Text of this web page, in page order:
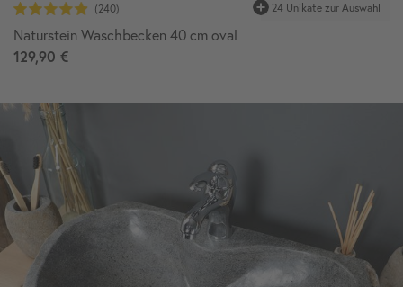
24 Unikate zur Auswahl
Naturstein Waschbecken 40 cm oval
129,90 €